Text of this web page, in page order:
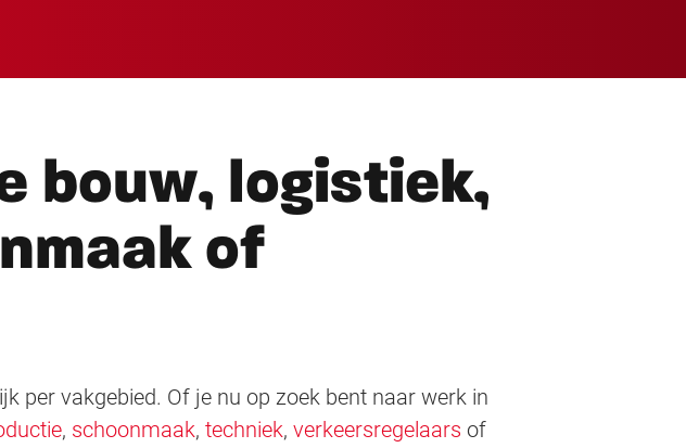
bouw, logistiek,
of
per vakgebied. Of je nu op zoek bent naar werk in
, schoonmaak, techniek, verkeersregelaars of